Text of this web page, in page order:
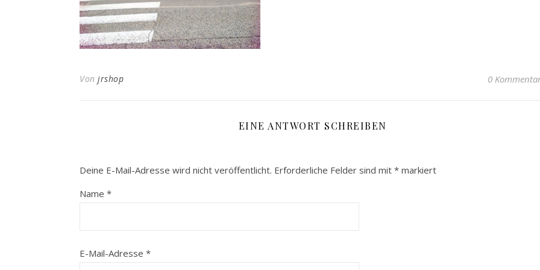
Von jrshop 0
EINE ANTWORT SCHREIBEN
Deine E-Mail-Adresse wird nicht veröffentlicht. Erforderliche Felder sind mit * markiert
Name *
E-Mail-Adresse *